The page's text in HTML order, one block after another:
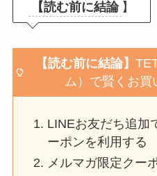
【読む前に結論 】
【読む前に結論】
ム）で賢くお
LINEお友だち追加
ーポンを利用する
メルマガ限定クー